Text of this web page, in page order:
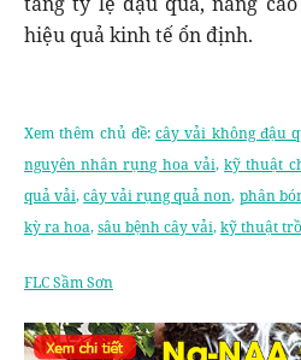
hiệu quả kinh tế ổn định.
Xem thêm chủ đề:cây vải không đậu
nguyên nhân rụng hoa vải,kỹ thuật
quả vải,cây vải rụng quả non, phân
kỳ ra hoa,sâu bệnh cây vải,kỹ thuật
FLC Sầm Sơn